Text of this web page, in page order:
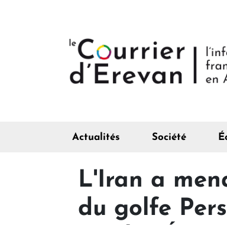
Actualités Société
L'Iran a
du golfe